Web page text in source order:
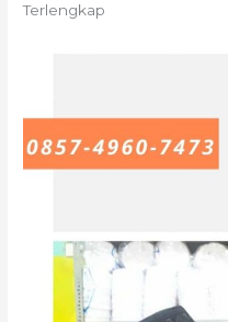
Terlengkap